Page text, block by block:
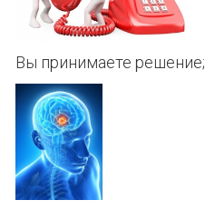
Вы принимаете решение;